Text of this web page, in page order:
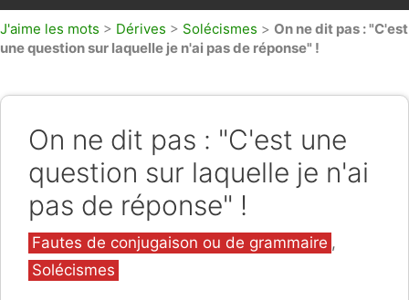
J'aime les mots > Dérives > Solécismes > On ne dit pas : "C'est
une question sur laquelle je n'ai pas de réponse" !
On ne dit pas : "C'est une
question sur laquelle je n'ai
pas de réponse" !
Catégories
Fautes de conjugaison ou de grammaire ,
Solécismes